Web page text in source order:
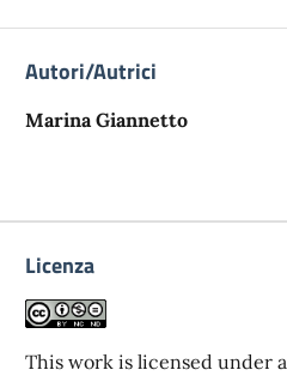
Autori/Autrici
Marina Giannetto
Licenza
This work is licensed under a